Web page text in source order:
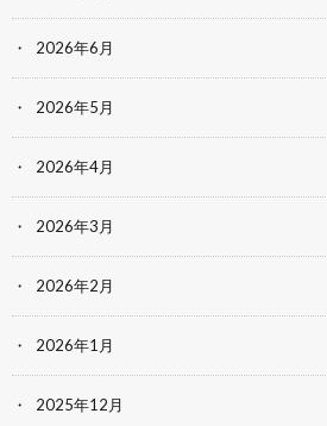
2026年6月
2026年5月
2026年4月
2026年3月
2026年2月
2026年1月
2025年12月